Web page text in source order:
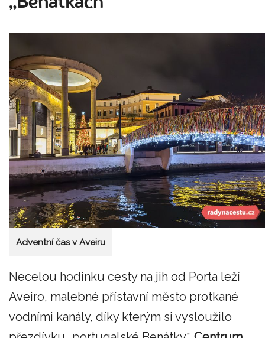
Adventní čas v Aveiru
Necelou hodinku cesty na jih od Porta leží
Aveiro, malebné přístavní město protkané
vodními kanály, díky kterým si vysloužilo